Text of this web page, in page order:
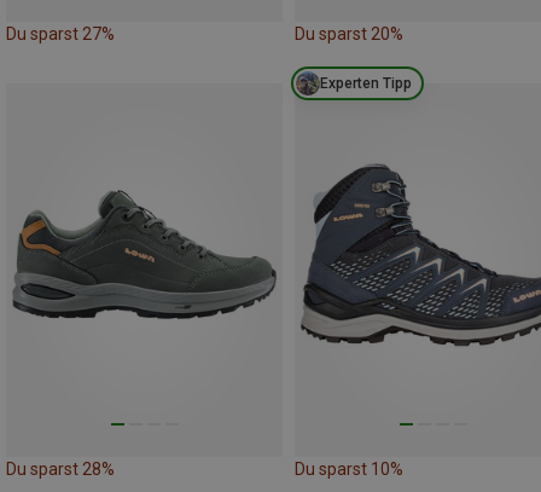
Du sparst 27% Du sparst 20%
Du sparst 28%
Experten Tipp
Du sparst 10%